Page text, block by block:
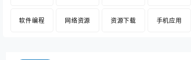
软件编程 网络资源 资源下载 手机应用